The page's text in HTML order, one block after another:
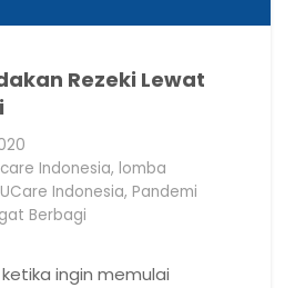
Rezeki Lewat
Indonesia, lomba
Indonesia, Pandemi
Berbagi
ingin memulai